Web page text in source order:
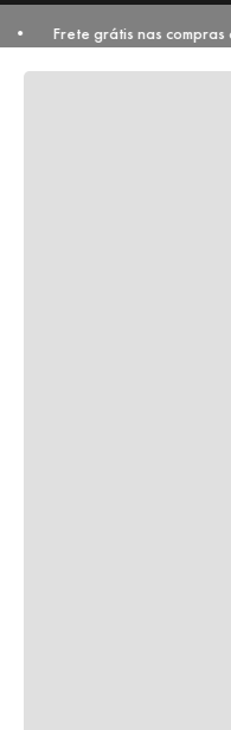
• Frete grátis nas